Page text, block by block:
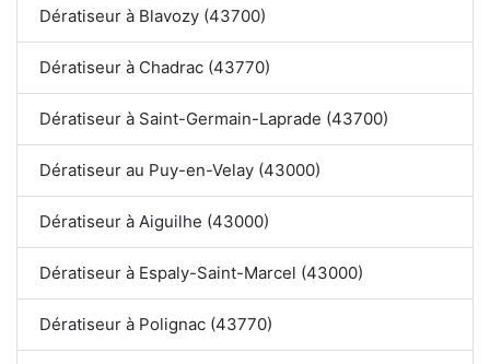
Dératiseur à Blavozy (43700)
Dératiseur à Chadrac (43770)
Dératiseur à Saint-Germain-Laprade (43700)
Dératiseur au Puy-en-Velay (43000)
Dératiseur à Aiguilhe (43000)
Dératiseur à Espaly-Saint-Marcel (43000)
Dératiseur à Polignac (43770)